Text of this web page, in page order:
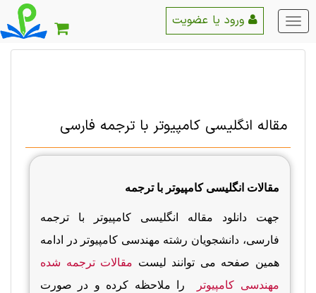
منو
اصلی
مقاله انگلیسی کامپیوتر با ترجمه فارسی
مقالات انگلیسی کامپیوتر با ترجمه
جهت دانلود مقاله انگلیسی کامپیوتر با ترجمه
فارسی، دانشجویان رشته مهندسی کامپیوتر در ادامه
همین صفحه می توانند لیست مقالات ترجمه شده
مهندسی کامپیوتر
را ملاحظه کرده و در صورت